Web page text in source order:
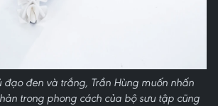
đạo đen và trắng, Trần Hùng muốn nhấn
trong phong cách của bộ sưu tập cũng